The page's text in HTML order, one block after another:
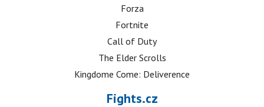
Forza
Fortnite
Call of Duty
The Elder Scrolls
Kingdome Come: Deliverence
Fights.cz